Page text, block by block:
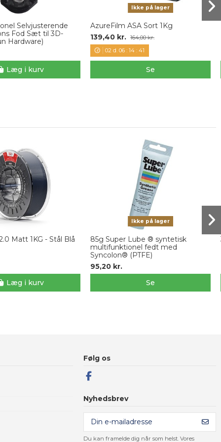
Selvjusterende
Fod Sæt til 3D-
Hardware)
Læg i kurv
Ikke på lager
AzureFilm ASA Sort 1Kg
139,40 kr. 164,00 kr.
02 d. 06 :14 :40
Se
Matt 1KG - Stål Blå
Læg i kurv
Ikke på lager
85g Super Lube ® syntetisk
multifunktionel fedt med
Syncolon® (PTFE)
95,20 kr.
Se
Følg os
Nyhedsbrev
Du kan framelde dig når som helst. Vores